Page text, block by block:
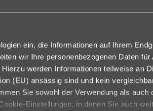
ein, die Informationen auf Ihrem
wir Ihre personenbezogenen Daten
werden Informationen teilweise an
(EU) ansässig sind und kein
Sie sowohl der Verwendung als
Einstellungen, in denen Sie auch
Feier machte den Anfang
geklatscht und gelacht.
Haus sowieso in jedem Alter mit Herz,